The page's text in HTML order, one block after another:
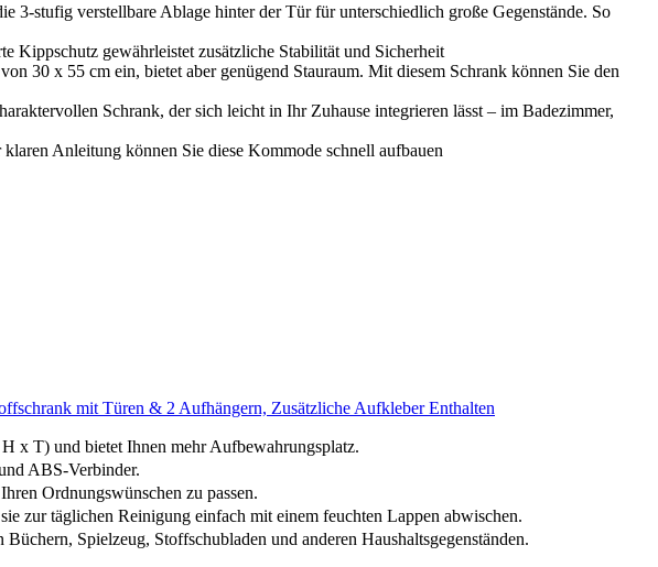
3-stufig verstellbare Ablage hinter der Tür für unterschiedlich große Gegenstände. So
Kippschutz gewährleistet zusätzliche Stabilität und Sicherheit
30 x 55 cm ein, bietet aber genügend Stauraum. Mit diesem Schrank können Sie den
Schrank, der sich leicht in Ihr Zuhause integrieren lässt – im Badezimmer,
Anleitung können Sie diese Kommode schnell aufbauen
mit Türen & 2 Aufhängern, Zusätzliche Aufkleber Enthalten
x T) und bietet Ihnen mehr Aufbewahrungsplatz.
ABS-Verbinder.
Ordnungswünschen zu passen.
zur täglichen Reinigung einfach mit einem feuchten Lappen abwischen.
Spielzeug, Stoffschubladen und anderen Haushaltsgegenständen.